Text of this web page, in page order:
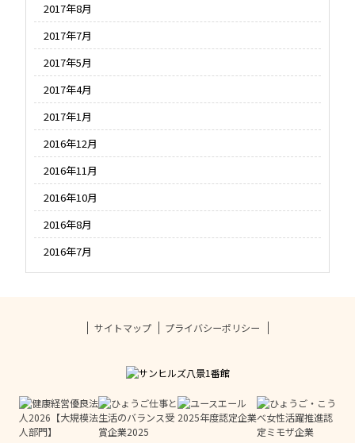
2017年8月
2017年7月
2017年5月
2017年4月
2017年1月
2016年12月
2016年11月
2016年10月
2016年8月
2016年7月
サイトマップ プライバシーポリシー